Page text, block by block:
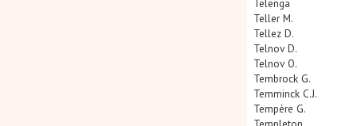
Telenga
Teller M.
Tellez D.
Telnov D.
Telnov O.
Tembrock G.
Temminck C.J.
Tempère G.